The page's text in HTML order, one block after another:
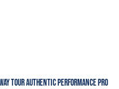
Tour Authentic Performance Pro